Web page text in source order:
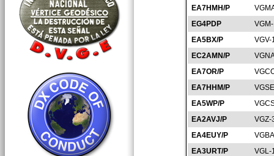
EA7HMH/P
EG4PDP
EA5BX/P
VGV-
EC2AMN/P
EA7OR/P
EA7HHM/P
EA5WP/P
EA2AVJ/P
VGZ-
EA4EUY/P
EA3URT/P
VGL-